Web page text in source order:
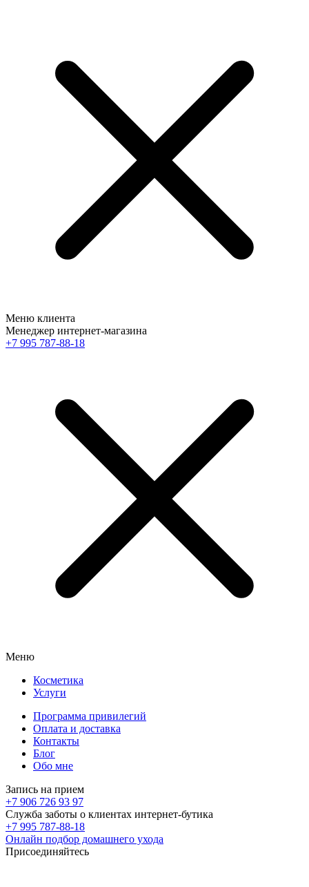
Меню клиента
Менеджер интернет-магазина
+7 995 787-88-18
Меню
Косметика
Услуги
Программа привилегий
Оплата и доставка
Контакты
Блог
Обо мне
Запись на прием
+7 906 726 93 97
Служба заботы о клиентах интернет-бутика
+7 995 787-88-18
Онлайн подбор домашнего ухода
Присоединяйтесь